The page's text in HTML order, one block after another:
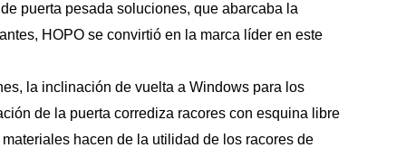
puerta pesada soluciones, que abarcaba la
HOPO se convirtió en la marca líder en este
la inclinación de vuelta a Windows para los
de la puerta corrediza racores con esquina libre
hacen de la utilidad de los racores de